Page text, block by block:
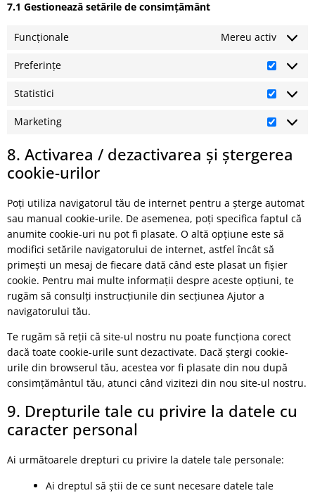
7.1 Gestionează setările de consimțământ
Funcționale Mereu activ
Preferințe
Statistici
Marketing
8. Activarea / dezactivarea și ștergerea
cookie-urilor
Poți utiliza navigatorul tău de internet pentru a șterge automat
sau manual cookie-urile. De asemenea, poți specifica faptul că
anumite cookie-uri nu pot fi plasate. O altă opțiune este să
modifici setările navigatorului de internet, astfel încât să
primești un mesaj de fiecare dată când este plasat un fișier
cookie. Pentru mai multe informații despre aceste opțiuni, te
rugăm să consulți instrucțiunile din secțiunea Ajutor a
navigatorului tău.
Te rugăm să reții că site-ul nostru nu poate funcționa corect
dacă toate cookie-urile sunt dezactivate. Dacă ștergi cookie-
urile din browserul tău, acestea vor fi plasate din nou după
consimțământul tău, atunci când vizitezi din nou site-ul nostru.
9. Drepturile tale cu privire la datele cu
caracter personal
Ai următoarele drepturi cu privire la datele tale personale:
Ai dreptul să știi de ce sunt necesare datele tale